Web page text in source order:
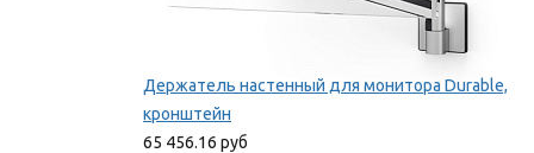
Держатель настенный для монитора Durable,
кронштейн
65 456.16 руб